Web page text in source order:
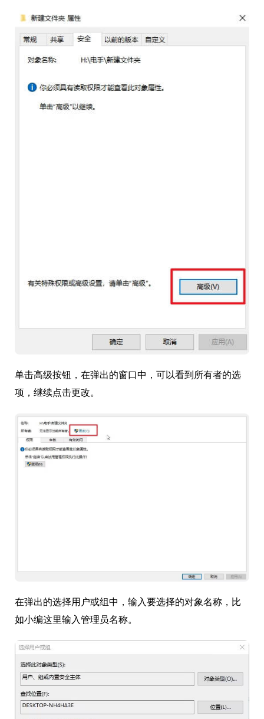
单击高级按钮，在弹出的窗口中，可以看到所有者的选
项，继续点击更改。
在弹出的选择用户或组中，输入要选择的对象名称，比
如小编这里输入管理员名称。